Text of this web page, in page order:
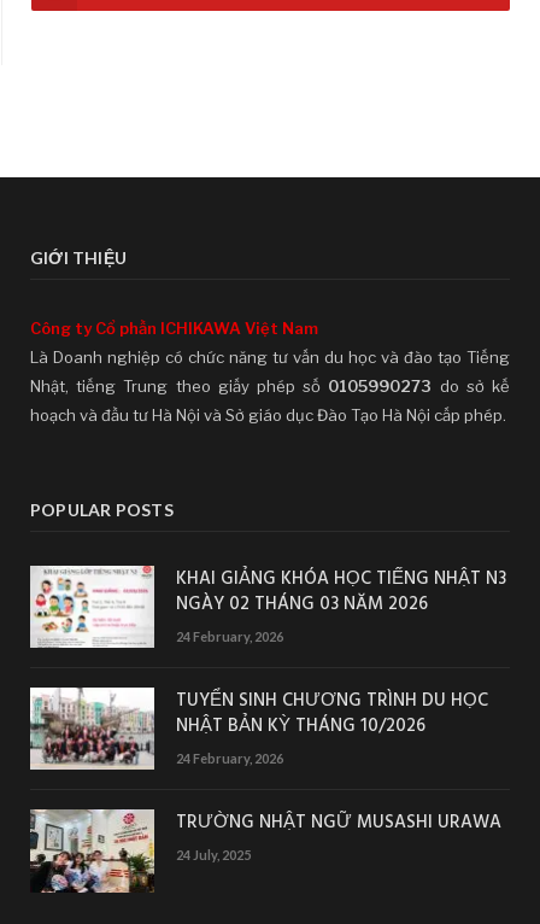
GIỚI THIỆU
Công ty Cổ phần ICHIKAWA Việt Nam
Là Doanh nghiệp có chức năng tư vấn du học và đào tạo Tiếng
Nhật, tiếng Trung theo giấy phép số 0105990273 do sở kế
hoạch và đầu tư Hà Nội và Sở giáo dục Đào Tạo Hà Nội cấp phép.
POPULAR POSTS
KHAI GIẢNG KHÓA HỌC TIẾNG NHẬT N3
NGÀY 02 THÁNG 03 NĂM 2026
24 February, 2026
TUYỂN SINH CHƯƠNG TRÌNH DU HỌC
NHẬT BẢN KỲ THÁNG 10/2026
24 February, 2026
TRƯỜNG NHẬT NGỮ MUSASHI URAWA
24 July, 2025